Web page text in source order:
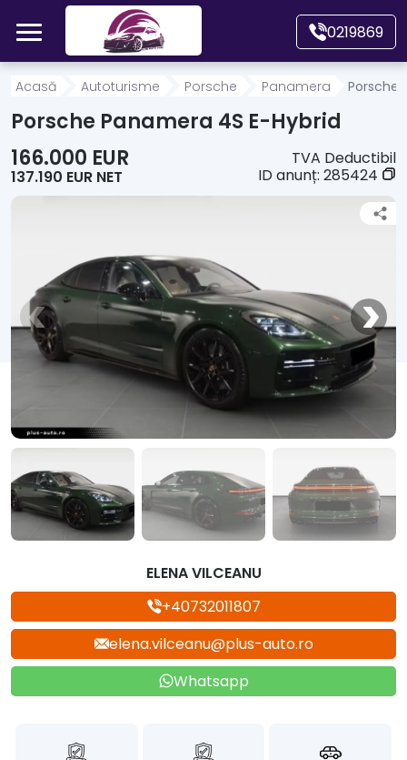
Mergi direct la conținutul principal
0219869
Acasă
Motociclete
Alte tipuri vehicule
Despre Noi
Acasă Autoturisme Porsche Panamera Porsche
Porsche Panamera 4S E-Hybrid
166.000 EUR
137.190 EUR NET
TVA Deductibil
ID anunț: 285424
ELENA VILCEANU
+40732011807
elena.vilceanu@plus-auto.ro
Whatsapp